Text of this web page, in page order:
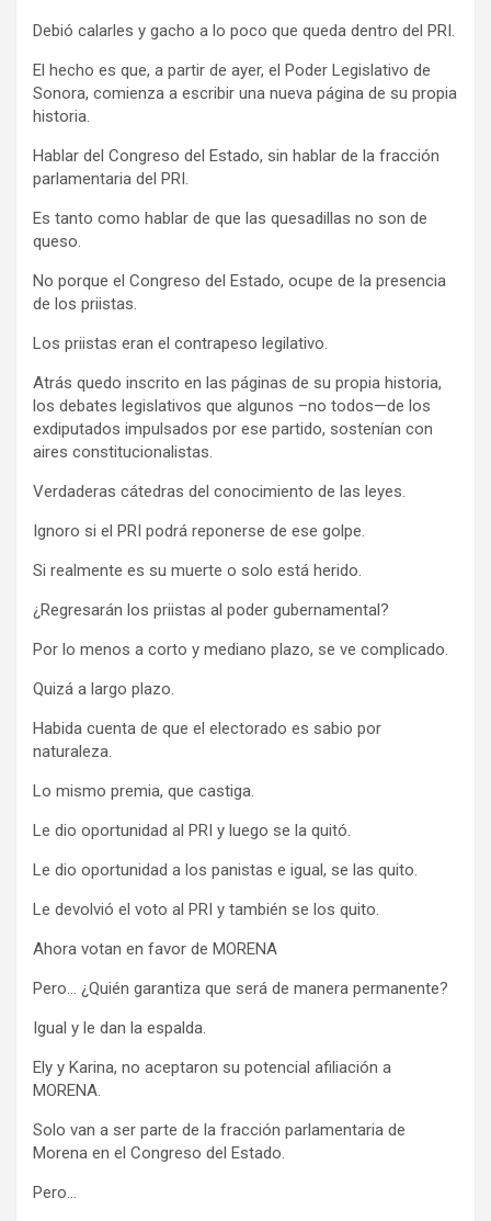
Debió calarles y gacho a lo poco que queda dentro del PRI.
El hecho es que, a partir de ayer, el Poder Legislativo de
Sonora, comienza a escribir una nueva página de su propia
historia.
Hablar del Congreso del Estado, sin hablar de la fracción
parlamentaria del PRI.
Es tanto como hablar de que las quesadillas no son de
queso.
No porque el Congreso del Estado, ocupe de la presencia
de los priistas.
Los priistas eran el contrapeso legilativo.
Atrás quedo inscrito en las páginas de su propia historia,
los debates legislativos que algunos –no todos—de los
exdiputados impulsados por ese partido, sostenían con
aires constitucionalistas.
Verdaderas cátedras del conocimiento de las leyes.
Ignoro si el PRI podrá reponerse de ese golpe.
Si realmente es su muerte o solo está herido.
¿Regresarán los priistas al poder gubernamental?
Por lo menos a corto y mediano plazo, se ve complicado.
Quizá a largo plazo.
Habida cuenta de que el electorado es sabio por
naturaleza.
Lo mismo premia, que castiga.
Le dio oportunidad al PRI y luego se la quitó.
Le dio oportunidad a los panistas e igual, se las quito.
Le devolvió el voto al PRI y también se los quito.
Ahora votan en favor de MORENA
Pero… ¿Quién garantiza que será de manera permanente?
Igual y le dan la espalda.
Ely y Karina, no aceptaron su potencial afiliación a
MORENA.
Solo van a ser parte de la fracción parlamentaria de
Morena en el Congreso del Estado.
Pero…